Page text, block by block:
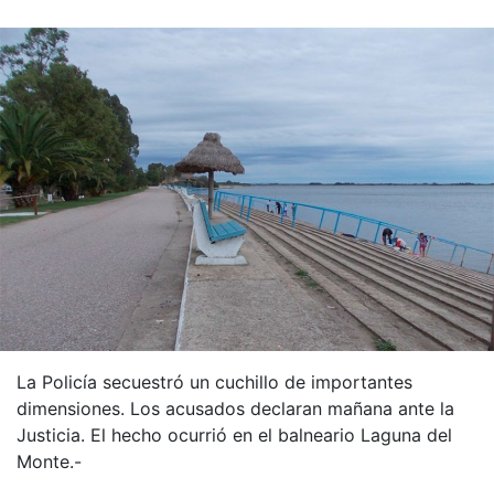
La Policía secuestró un cuchillo de importantes
dimensiones. Los acusados declaran mañana ante la
Justicia. El hecho ocurrió en el balneario Laguna del
Monte.-